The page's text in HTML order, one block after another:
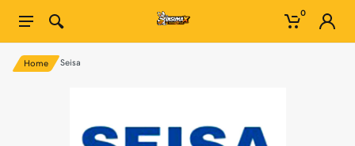
0
Home Seisa